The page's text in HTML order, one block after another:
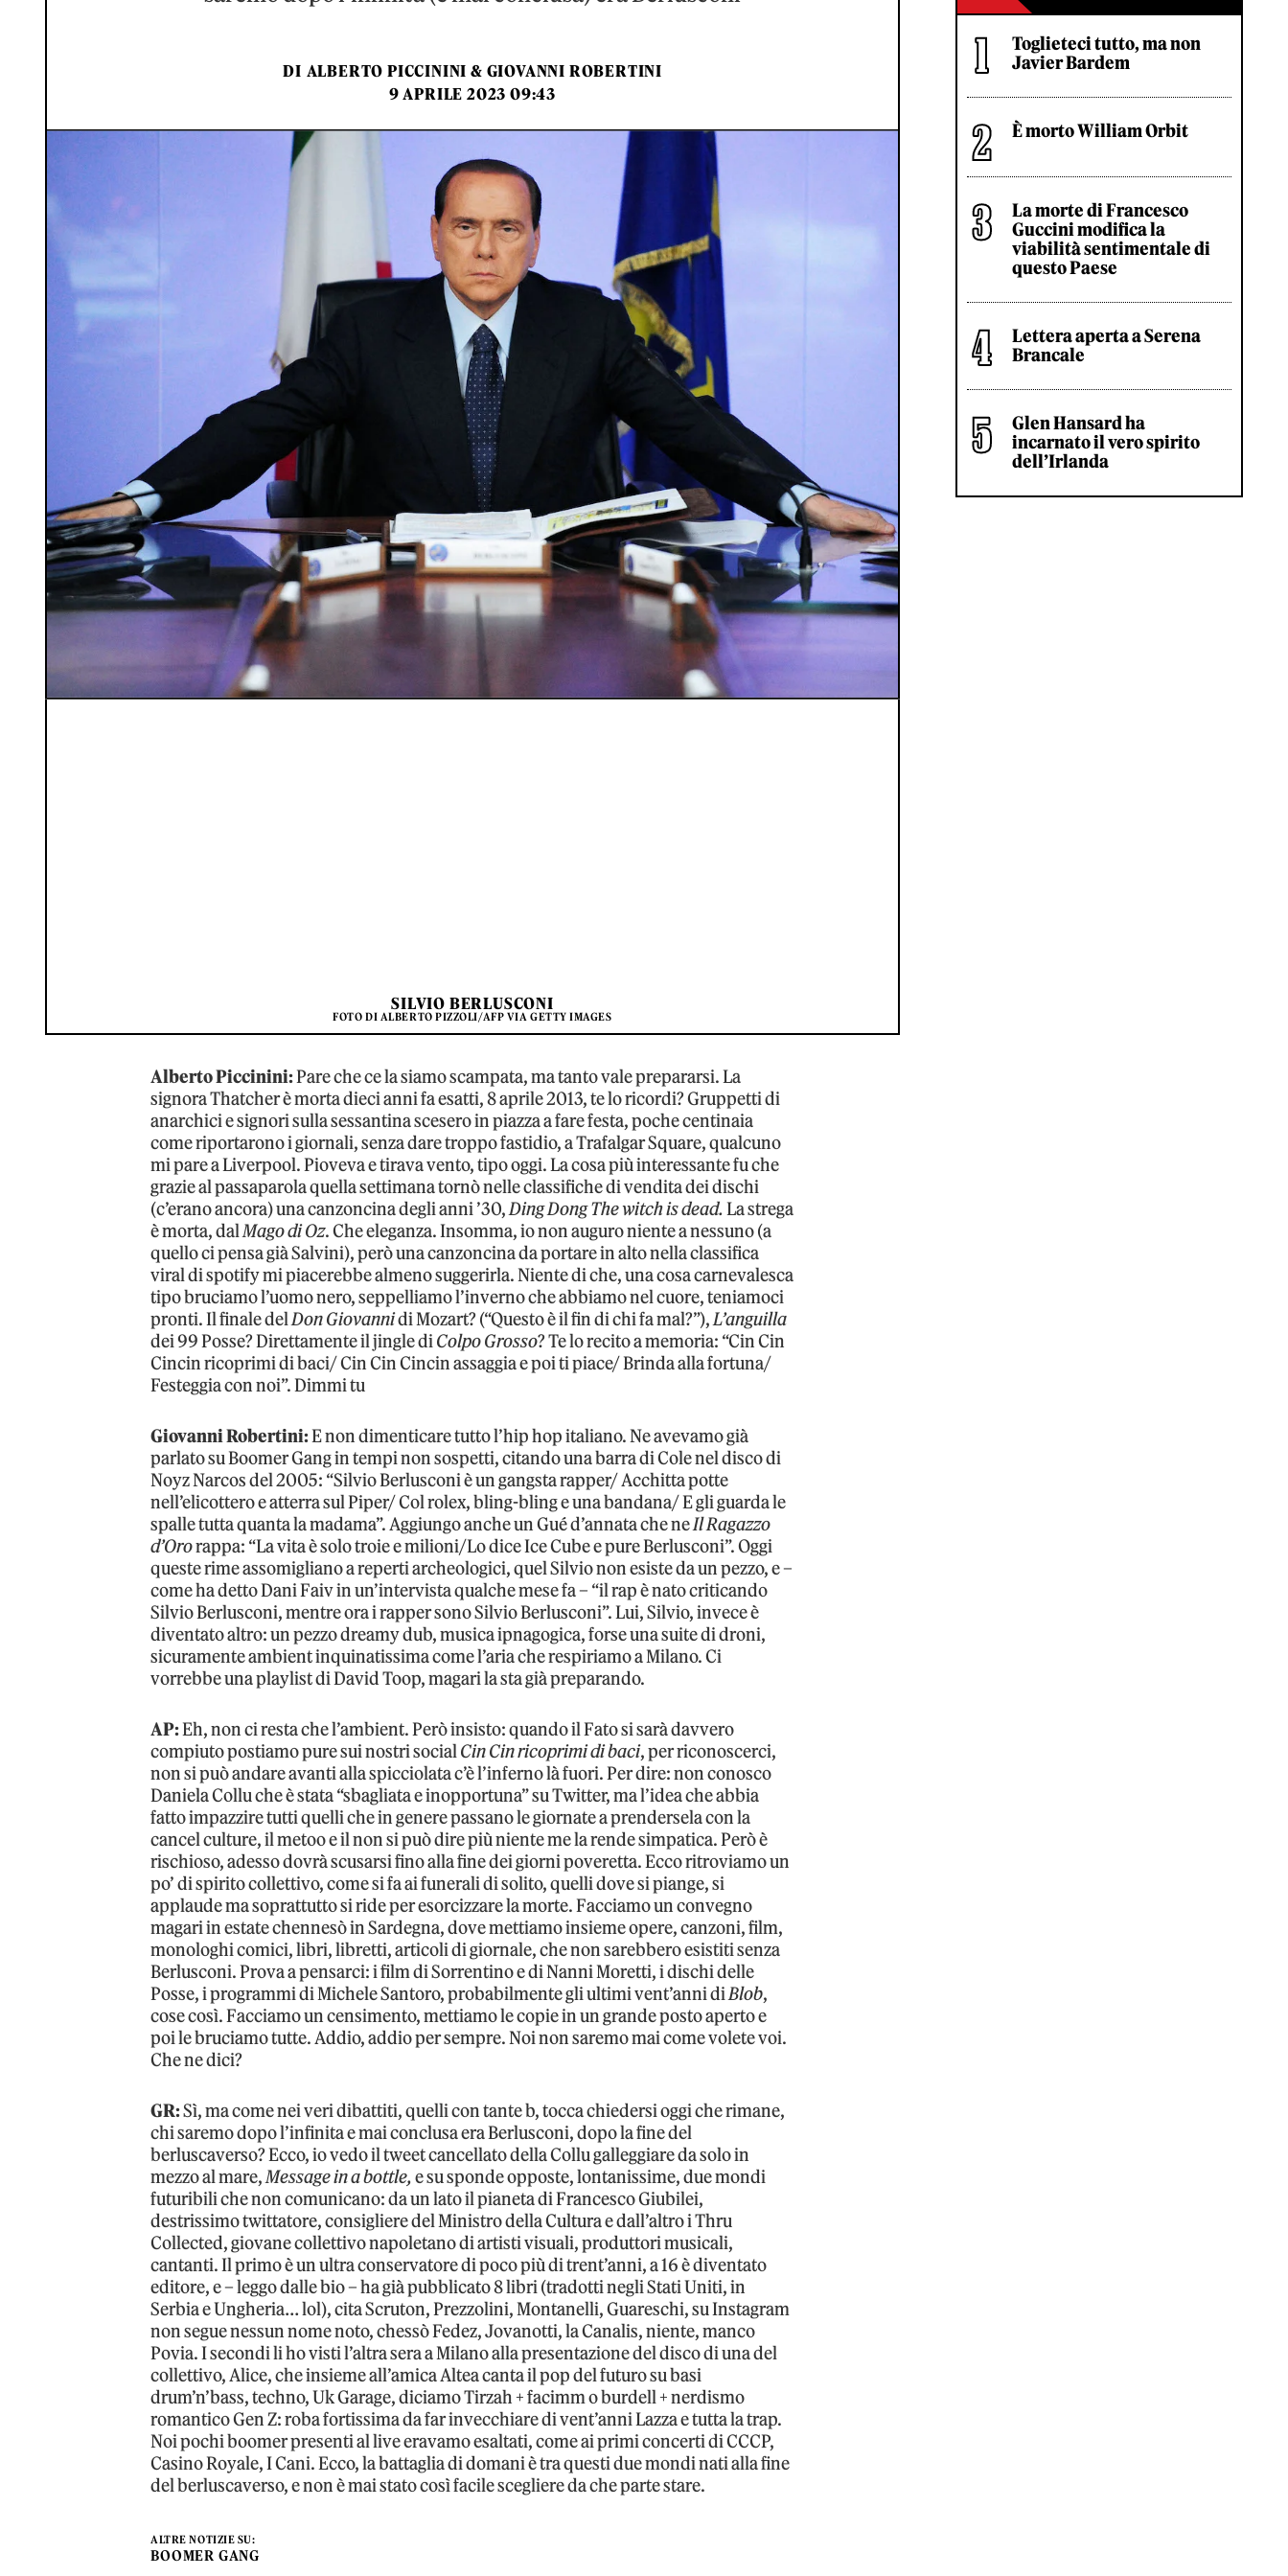
DI ALBERTO PICCININI & GIOVANNI ROBERTINI
9 APRILE 2023 09:43
SILVIO BERLUSCONI
FOTO DI ALBERTO PIZZOLI/AFP VIA GETTY IMAGES
Alberto Piccinini:Pare che ce la siamo scampata, ma tanto vale prepararsi. La
signora Thatcher è morta dieci anni fa esatti, 8 aprile 2013, te lo ricordi? Gruppetti di
anarchici e signori sulla sessantina scesero in piazza a fare festa, poche centinaia
come riportarono i giornali, senza dare troppo fastidio, a Trafalgar Square, qualcuno
mi pare a Liverpool. Pioveva e tirava vento, tipo oggi. La cosa più interessante fu che
grazie al passaparola quella settimana tornò nelle classifiche di vendita dei dischi
(c’erano ancora) una canzoncina degli anni ’30,Ding Dong The witch is dead.La strega
è morta, dalMago di Oz. Che eleganza. Insomma, io non auguro niente a nessuno (a
quello ci pensa già Salvini), però una canzoncina da portare in alto nella classifica
viral di spotify mi piacerebbe almeno suggerirla. Niente di che, una cosa carnevalesca
tipo bruciamo l’uomo nero, seppelliamo l’inverno che abbiamo nel cuore, teniamoci
pronti. Il finale delDon Giovannidi Mozart? (“Questo è il fin di chi fa mal?”),L’anguilla
dei 99 Posse? Direttamente il jingle diColpo Grosso? Te lo recito a memoria: “Cin Cin
Cincin ricoprimi di baci/ Cin Cin Cincin assaggia e poi ti piace/ Brinda alla fortuna/
Festeggia con noi”. Dimmi tu
Giovanni Robertini:E non dimenticare tutto l’hip hop italiano. Ne avevamo già
parlato su Boomer Gang in tempi non sospetti, citando una barra di Cole nel disco di
Noyz Narcos del 2005: “Silvio Berlusconi è un gangsta rapper/ Acchitta potte
nell’elicottero e atterra sul Piper/ Col rolex, bling-bling e una bandana/ E gli guarda le
spalle tutta quanta la madama”. Aggiungo anche un Gué d’annata che neIl Ragazzo
d’Ororappa: “La vita è solo troie e milioni/Lo dice Ice Cube e pure Berlusconi”. Oggi
queste rime assomigliano a reperti archeologici, quel Silvio non esiste da un pezzo, e –
come ha detto Dani Faiv in un’intervista qualche mese fa – “il rap è nato criticando
Silvio Berlusconi, mentre ora i rapper sono Silvio Berlusconi”. Lui, Silvio, invece è
diventato altro: un pezzo dreamy dub, musica ipnagogica, forse una suite di droni,
sicuramente ambient inquinatissima come l’aria che respiriamo a Milano. Ci
vorrebbe una playlist di David Toop, magari la sta già preparando.
AP:Eh, non ci resta che l’ambient. Però insisto: quando il Fato si sarà davvero
compiuto postiamo pure sui nostri socialCin Cin ricoprimi di baci, per riconoscerci,
non si può andare avanti alla spicciolata c’è l’inferno là fuori. Per dire: non conosco
Daniela Collu che è stata “sbagliata e inopportuna” su Twitter, ma l’idea che abbia
fatto impazzire tutti quelli che in genere passano le giornate a prendersela con la
cancel culture, il metoo e il non si può dire più niente me la rende simpatica. Però è
rischioso, adesso dovrà scusarsi fino alla fine dei giorni poveretta. Ecco ritroviamo un
po’ di spirito collettivo, come si fa ai funerali di solito, quelli dove si piange, si
applaude ma soprattutto si ride per esorcizzare la morte. Facciamo un convegno
magari in estate chennesò in Sardegna, dove mettiamo insieme opere, canzoni, film,
monologhi comici, libri, libretti, articoli di giornale, che non sarebbero esistiti senza
Berlusconi. Prova a pensarci: i film di Sorrentino e di Nanni Moretti, i dischi delle
Posse, i programmi di Michele Santoro, probabilmente gli ultimi vent’anni diBlob,
cose così. Facciamo un censimento, mettiamo le copie in un grande posto aperto e
poi le bruciamo tutte. Addio, addio per sempre. Noi non saremo mai come volete voi.
Che ne dici?
GR:Sì, ma come nei veri dibattiti, quelli con tante b, tocca chiedersi oggi che rimane,
chi saremo dopo l’infinita e mai conclusa era Berlusconi, dopo la fine del
berluscaverso? Ecco, io vedo il tweet cancellato della Collu galleggiare da solo in
mezzo al mare,Message in a bottle,e su sponde opposte, lontanissime, due mondi
futuribili che non comunicano: da un lato il pianeta di Francesco Giubilei,
destrissimo twittatore, consigliere del Ministro della Cultura e dall’altro i Thru
Collected, giovane collettivo napoletano di artisti visuali, produttori musicali,
cantanti. Il primo è un ultra conservatore di poco più di trent’anni, a 16 è diventato
editore, e – leggo dalle bio – ha già pubblicato 8 libri (tradotti negli Stati Uniti, in
Serbia e Ungheria… lol), cita Scruton, Prezzolini, Montanelli, Guareschi, su Instagram
non segue nessun nome noto, chessò Fedez, Jovanotti, la Canalis, niente, manco
Povia. I secondi li ho visti l’altra sera a Milano alla presentazione del disco di una del
collettivo, Alice, che insieme all’amica Altea canta il pop del futuro su basi
drum’n’bass, techno, Uk Garage, diciamo Tirzah + facimm o burdell + nerdismo
romantico Gen Z: roba fortissima da far invecchiare di vent’anni Lazza e tutta la trap.
Noi pochi boomer presenti al live eravamo esaltati, come ai primi concerti di CCCP,
Casino Royale, I Cani. Ecco, la battaglia di domani è tra questi due mondi nati alla fine
del berluscaverso, e non è mai stato così facile scegliere da che parte stare.
ALTRE NOTIZIE SU:
BOOMER GANG
Toglieteci tutto, ma non
Javier Bardem
È morto William Orbit
La morte di Francesco
Guccini modifica la
viabilità sentimentale di
questo Paese
Lettera aperta a Serena
Brancale
Glen Hansard ha
incarnato il vero spirito
dell’Irlanda